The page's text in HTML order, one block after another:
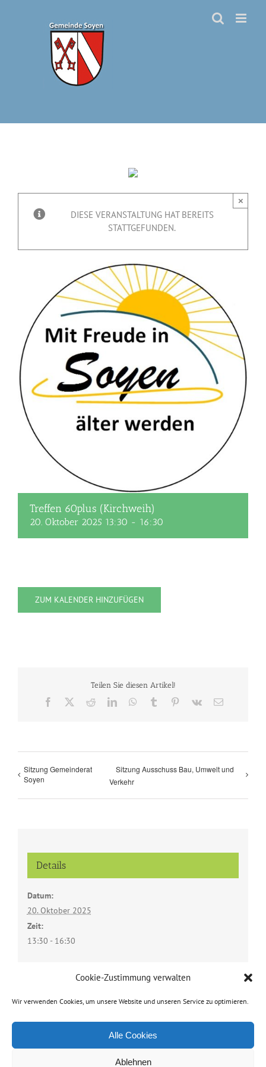
Cookie-Zustimmung verwalten
Wir verwenden Cookies, um unsere Website und unseren Service zu optimieren.
Alle Cookies
Ablehnen
DIESE VERANSTALTUNG HAT BEREITS
STATTGEFUNDEN.
×
Treffen 60plus (Kirchweih)
20. Oktober 2025 13:30 - 16:30
ZUM KALENDER HINZUFÜGEN
Teilen Sie diesen Artikel!
Facebook RedditLinkedInWhatsApp
Tumblr Pinterest
Vk
E-
Sitzung Gemeinderat
Soyen
Sitzung Ausschuss Bau, Umwelt und
Verkehr
Details
Datum:
20. Oktober 2025
Zeit:
13:30 - 16:30
Pfarrzentrum Soyen